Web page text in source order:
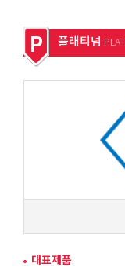
플래티넘
대표제품